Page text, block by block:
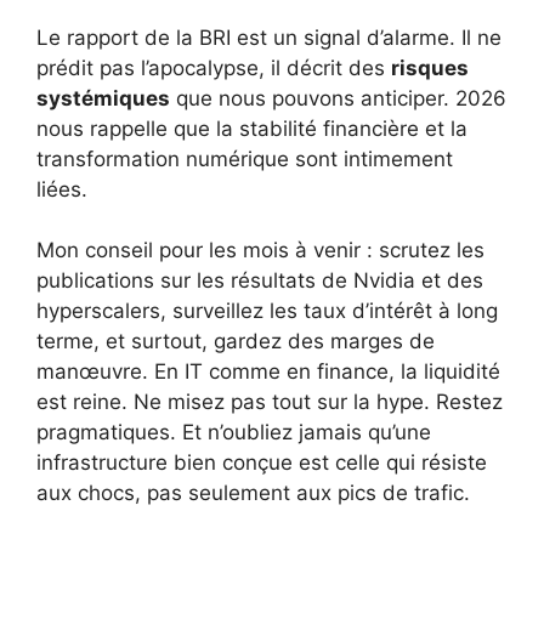
Le rapport de la BRI est un signal d’alarme. Il ne
prédit pas l’apocalypse, il décrit des risques
systémiques que nous pouvons anticiper. 2026
nous rappelle que la stabilité financière et la
transformation numérique sont intimement
liées.
Mon conseil pour les mois à venir : scrutez les
publications sur les résultats de Nvidia et des
hyperscalers, surveillez les taux d’intérêt à long
terme, et surtout, gardez des marges de
manœuvre. En IT comme en finance, la liquidité
est reine. Ne misez pas tout sur la hype. Restez
pragmatiques. Et n’oubliez jamais qu’une
infrastructure bien conçue est celle qui résiste
aux chocs, pas seulement aux pics de trafic.